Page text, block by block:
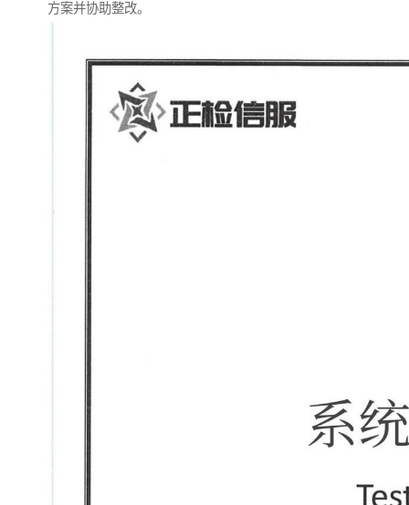
方案并协助整改。